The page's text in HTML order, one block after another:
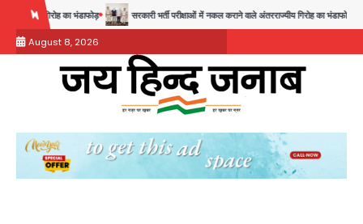
content
सरकारी भर्ती परीक्षाओं में नकल कराने वाले अंतरराज्यीय गिरोह का भंडाफोड़, मास्टरमाइंड समेत 7 गिरफ्तार
August 8, 2026